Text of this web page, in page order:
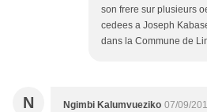
son frere sur plusieurs
cedees a Joseph
dans la Commune de
N Ngimbi Kalumvueziko 07/09/